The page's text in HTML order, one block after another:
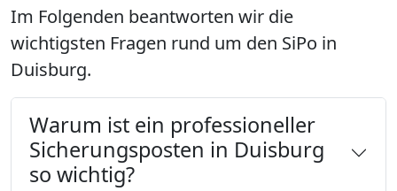
Im Folgenden beantworten wir die
wichtigsten Fragen rund um den SiPo in
Duisburg.
Warum ist ein professioneller
Sicherungsposten in Duisburg
so wichtig?